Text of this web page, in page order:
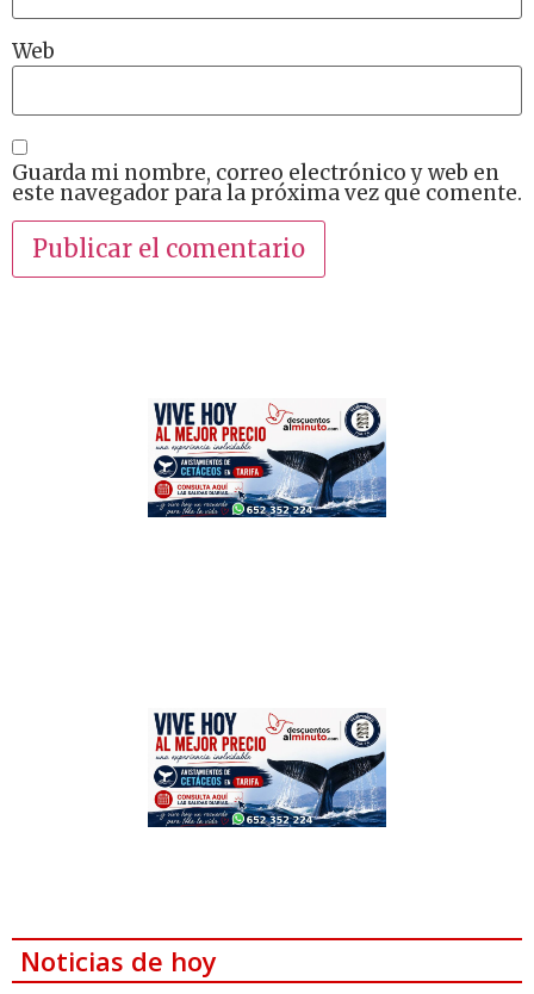
Web
Guarda mi nombre, correo electrónico y web en
este navegador para la próxima vez que comente.
Noticias de hoy